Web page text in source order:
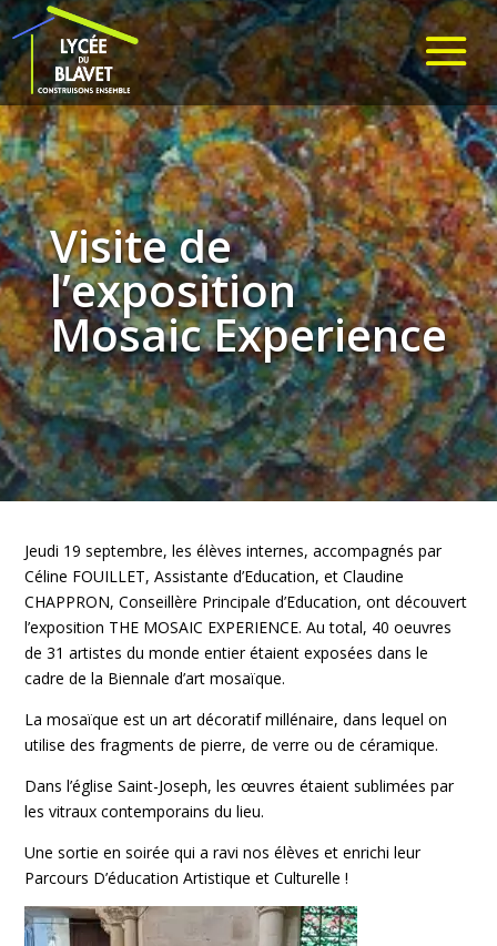
Visite de
l’exposition
Mosaic Experience
Jeudi 19 septembre, les élèves internes, accompagnés par
Céline FOUILLET, Assistante d’Education, et Claudine
CHAPPRON, Conseillère Principale d’Education, ont découvert
l’exposition THE MOSAIC EXPERIENCE. Au total, 40 oeuvres
de 31 artistes du monde entier étaient exposées dans le
cadre de la Biennale d’art mosaïque.
La mosaïque est un art décoratif millénaire, dans lequel on
utilise des fragments de pierre, de verre ou de céramique.
Dans l’église Saint-Joseph, les œuvres étaient sublimées par
les vitraux contemporains du lieu.
Une sortie en soirée qui a ravi nos élèves et enrichi leur
Parcours D’éducation Artistique et Culturelle !